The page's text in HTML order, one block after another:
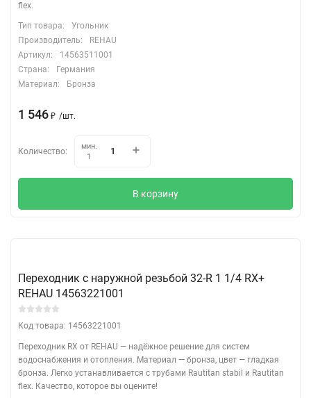
flex.
Тип товара:
Угольник
Производитель:
REHAU
Артикул:
14563511001
Страна:
Германия
Материал:
Бронза
1 546 ₽ /шт.
Количество:
мин.
1
В корзину
Переходник с наружной резьбой 32-R 1 1/4 RX+
REHAU 14563221001
Код товара: 14563221001
Переходник RX от REHAU — надёжное решение для систем
водоснабжения и отопления. Материал — бронза, цвет — гладкая
бронза. Легко устанавливается с трубами Rautitan stabil и Rautitan
flex. Качество, которое вы оцените!